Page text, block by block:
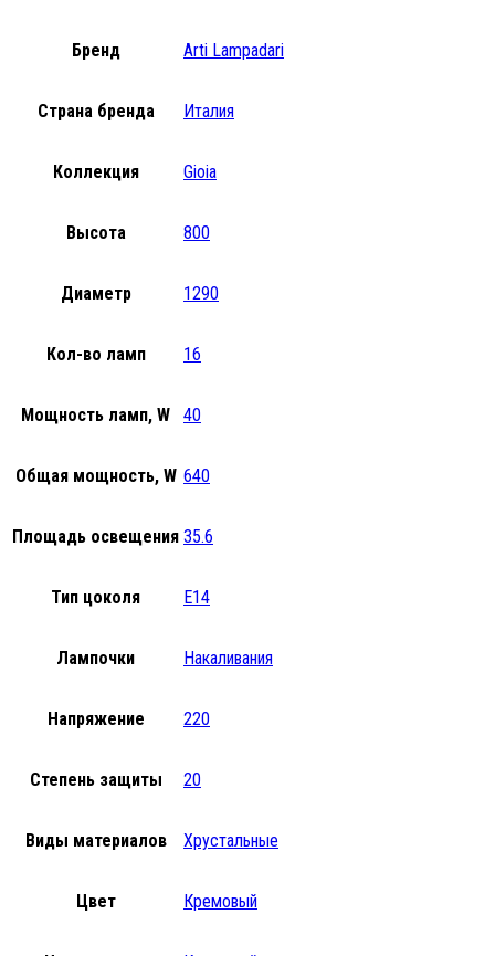
Бренд Arti Lampadari
Страна бренда Италия
Коллекция Gioia
Высота 800
Диаметр 1290
Кол-во ламп 16
Мощность ламп, W 40
Общая мощность, W 640
Площадь освещения 35.6
Тип цоколя E14
Лампочки Накаливания
Напряжение 220
Степень защиты 20
Виды материалов Хрустальные
Цвет Кремовый